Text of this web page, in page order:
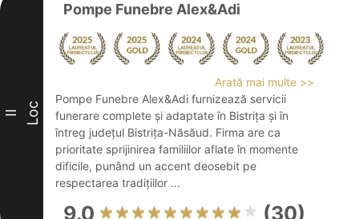
II Loc
Pompe Funebre Alex&Adi
Arată mai multe >>
Pompe Funebre Alex&Adi furnizează servicii
funerare complete și adaptate în Bistrița și în
întreg județul Bistrița-Năsăud. Firma are ca
prioritate sprijinirea familiilor aflate în momente
dificile, punând un accent deosebit pe
respectarea tradițiilor ...
9.0 (30)